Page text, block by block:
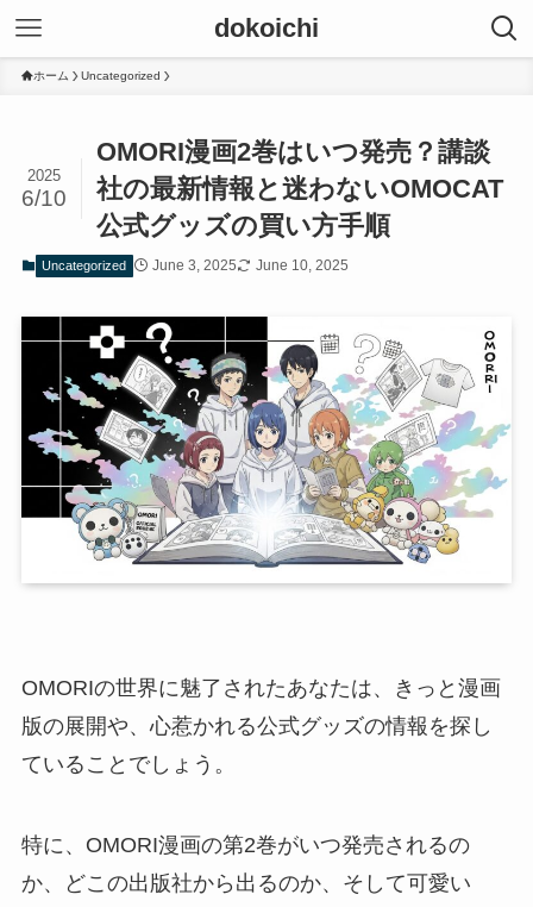
dokoichi
ホーム Uncategorized
OMORI漫画2巻はいつ発売？講談
社の最新情報と迷わないOMOCAT
公式グッズの買い方手順
2025
6/10
Uncategorized June 3, 2025 June 10, 2025
OMORIの世界に魅了されたあなたは、きっと漫画
版の展開や、心惹かれる公式グッズの情報を探し
ていることでしょう。
特に、OMORI漫画の第2巻がいつ発売されるの
か、どこの出版社から出るのか、そして可愛い